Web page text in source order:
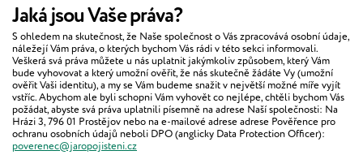
Jaká jsou Vaše práva?
S ohledem na skutečnost, že Naše společnost o Vás zpracovává osobní údaje,
náležejí Vám práva, o kterých bychom Vás rádi v této sekci informovali.
Veškerá svá práva můžete u nás uplatnit jakýmkoliv způsobem, který Vám
bude vyhovovat a který umožní ověřit, že nás skutečně žádáte Vy (umožní
ověřit Vaši identitu), a my se Vám budeme snažit v největší možné míře vyjít
vstříc. Abychom ale byli schopni Vám vyhovět co nejlépe, chtěli bychom Vás
požádat, abyste svá práva uplatnili písemně na adrese Naší společnosti: Na
Hrázi 3, 796 01 Prostějov nebo na e-mailové adrese adrese Pověřence pro
ochranu osobních údajů neboli DPO (anglicky Data Protection Officer):
poverenec@jaropojisteni.cz